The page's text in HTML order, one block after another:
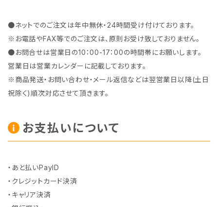
●ネットでのご注文は年中無休・24時間受け付けております。
※お電話やFAX等でのご注文は、原則お受け致しておりません。
●お問合せは営業日の10：00-17：00の時間帯にお願いします。
営業日は営業カレンダーに記載しております。
※商品発送・お問い合わせ・メール返信などは翌営業日以降(土日
祝除く)順次対応させて頂きます。
お支払いについて
・あと払いPayID
・クレジットカード決済
・キャリア決済